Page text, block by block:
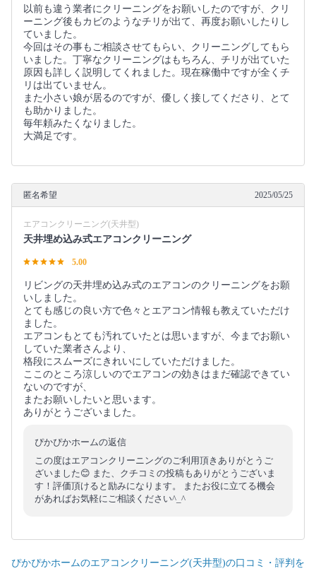
以前も違う業者にクリーニングをお願いしたのですが、クリ
ーニング後もカビのようなチリが出て、再度お願いしたりし
ていました。
今回はその事もご相談させてもらい、クリーニングしてもら
いました。丁寧なクリーニングはもちろん、チリが出ていた
原因も詳しく説明してくれました。現在稼働中ですが全くチ
リは出ていません。
また小さい娘が居るのですが、優しく接してくださり、とて
も助かりました。
毎年頼みたくなりました。
大満足です。
匿名希望 2025/05/25
エアコンクリーニング(天井型)
天井埋め込み式エアコンクリーニング
5.00
リビングの天井埋め込み式のエアコンのクリーニングをお願
いしました。
とても感じの良い方で色々とエアコン情報も教えていただけ
ました。
エアコンもとても汚れていたとは思いますが、今までお願い
していた業者さんより、
格段にスムーズにきれいにしていただけました。
ここのところ涼しいのでエアコンの効きはまだ確認できてい
ないのですが、
またお願いしたいと思います。
ありがとうございました。
ぴかぴかホームの返信
この度はエアコンクリーニングのご利用頂きありがとうご
ざいました😊 また、クチコミの投稿もありがとうございま
す！評価頂けると励みになります。 またお役に立てる機会
があればお気軽にご相談ください^_^
ぴかぴかホームのエアコンクリーニング(天井型)の口コミ・評判を